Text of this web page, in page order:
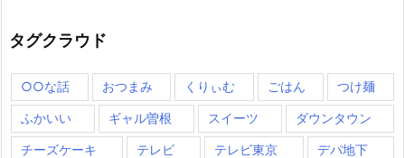
タグクラウド
○○な話 おつまみ くりぃむ ごはん つけ麺
ふかいい ギャル曽根 スイーツ ダウンタウン
チーズケーキ テレビ テレビ東京 デパ地下